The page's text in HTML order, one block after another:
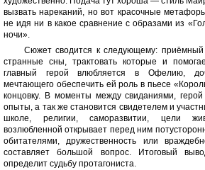
вызвать нареканий, но вот красочные
не идя ни в какое сравнение с образами из
ночи».
Сюжет сводится к следующему:
странные сны, трактовать которые и
главный герой влюбляется в Офелию,
мечтающего обеспечить ей роль в пьесе
концовку. В моменты между свиданиями,
опыты, а так же становится свидетелем и
школе, религии, саморазвитии, цели
возлюбленной открывает перед ним
обитателями, дружественность или
составляет большой вопрос. Итоговый
определит судьбу протагониста.